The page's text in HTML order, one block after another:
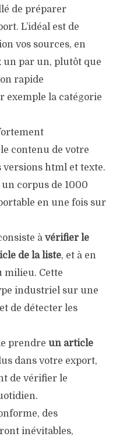
de préparer
L’idéal est de
vos sources, en
un par un, plutôt que
rapide
exemple la catégorie
contenu de votre
html et texte.
un corpus de 1000
en une fois sur
à vérifier le
de la liste, et à en
milieu. Cette
industriel sur une
de détecter les
prendre un article
dans votre export,
de vérifier le
des
inévitables,